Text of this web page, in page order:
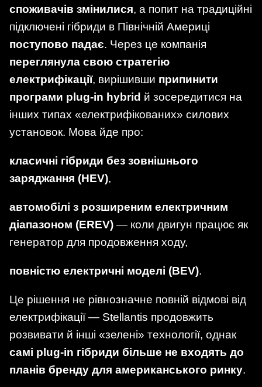
споживачів змінилися, а попит на традиційні
підключені гібриди в Північній Америці
поступово падає. Через це компанія
переглянула свою стратегію
електрифікації, вирішивши припинити
програми plug-in hybrid й зосередитися на
інших типах «електрифікованих» силових
установок. Мова йде про:
класичні гібриди без зовнішнього
заряджання (HEV),
автомобілі з розширеним електричним
діапазоном (EREV) — коли двигун працює як
генератор для продовження ходу,
повністю електричні моделі (BEV).
Це рішення не рівнозначне повній відмові від
електрифікації — Stellantis продовжить
розвивати й інші «зелені» технології, однак
самі plug-in гібриди більше не входять до
планів бренду для американського ринку.